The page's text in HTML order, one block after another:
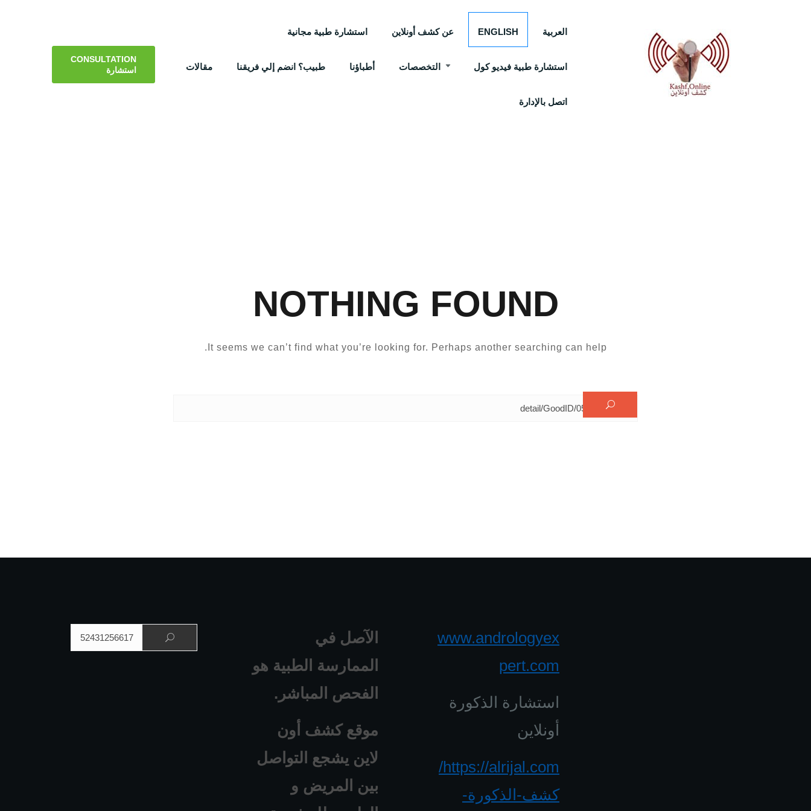
العربية ENGLISH عن كشف أونلاين استشارة طبية مجانية
استشارة طبية فيديو كول التخصصات أطباؤنا طبيب؟ انضم إلي فريقنا مقالات
اتصل بالإدارة
CONSULTATION
استشارة
NOTHING FOUND
It seems we can’t find what you’re looking for. Perhaps another searching can help.
الآصل في
الممارسة الطبية هو
الفحص المباشر.
موقع كشف أون
لاين يشجع التواصل
بين المريض و
www.andrologyex
pert.com
استشارة الذكورة
أونلاين
https://alrijal.com/
كشف-الذكورة-